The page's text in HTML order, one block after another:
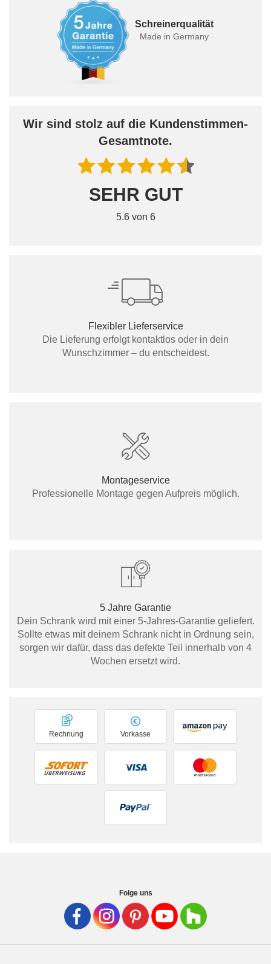
Schreinerqualität
Made in Germany
Wir sind stolz auf die Kundenstimmen-
Gesamtnote.
SEHR GUT
5.6 von 6
Flexibler Lieferservice
Die Lieferung erfolgt kontaktlos oder in dein
Wunschzimmer – du entscheidest.
Montageservice
Professionelle Montage gegen Aufpreis möglich.
5 Jahre Garantie
Dein Schrank wird mit einer 5-Jahres-Garantie geliefert.
Sollte etwas mit deinem Schrank nicht in Ordnung sein,
sorgen wir dafür, dass das defekte Teil innerhalb von 4
Wochen ersetzt wird.
Vorkasse
Rechnung
Folge uns